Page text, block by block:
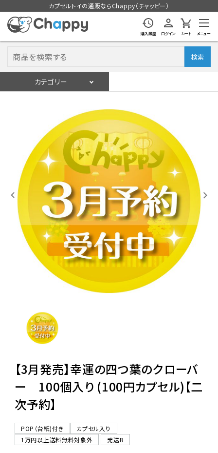
カプセルトイの通販ならChappy（チャッピー）
購入履歴 ログイン カート メニュー
検索
カテゴリー
入荷スケジュールをチェック
カプセルトイマシン本体
カプセルトイ
販促用空カプセル
レンタル
景品・玩具・文具
販促用カプセルトイ
ご利用ガイド
06-6282-7659
【3月発売】幸運の四つ葉のクローバ
ー 100個入り (100円カプセル)【二
次予約】
POP（台紙)付き
カプセル入り
1万円以上送料無料対象外
発送B